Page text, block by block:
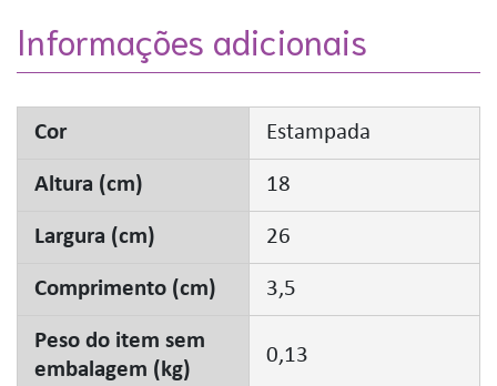
Informações adicionais
Cor Estampada
Altura (cm) 18
Largura (cm) 26
Comprimento (cm) 3,5
Peso do item sem
embalagem (kg)
0,13